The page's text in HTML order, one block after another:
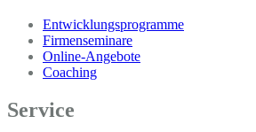
Entwicklungsprogramme
Firmenseminare
Online-Angebote
Coaching
Service